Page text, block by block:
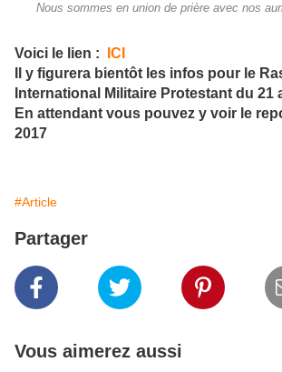
Nous sommes en union de prière avec nos
Voici le lien :
ICI
Il y figurera bientôt les infos pour le
International Militaire Protestant du 21
En attendant vous pouvez y voir le
2017
#Article
Partager
Vous aimerez aussi